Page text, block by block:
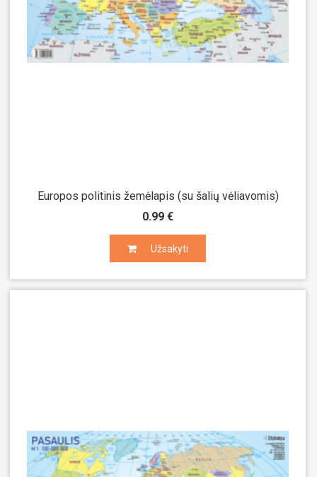
Europos politinis žemėlapis (su šalių vėliavomis)
0.99 €
Užsakyti
Užsakyti